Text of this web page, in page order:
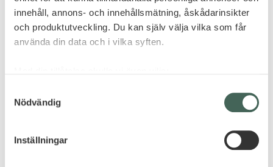
innehåll, annons- och innehållsmätning, åskådarinsikter
och produktutveckling. Du kan själv välja vilka som får
använda din data och i vilka syften.
som kan ha en noggrannhet på upp till flera meter
Ta reda på mer om hur dina personliga uppgifter
Nödvändig
Inställningar
Minnena från alla härliga och arbetsamma år är många
och lyckan har varit, och är alltjämt, att få feedback